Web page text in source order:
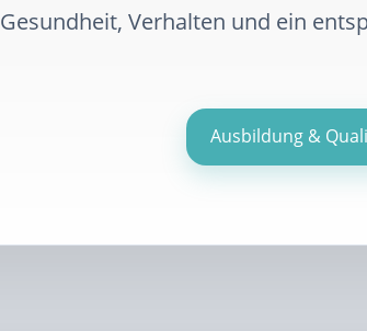
Gesundheit, Verhalten und ein
Ausbildung &